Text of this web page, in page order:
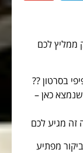
ממליץ לכם
בסרטון ??
זה מגיע לכם
מפתיע